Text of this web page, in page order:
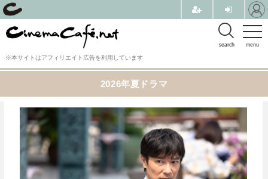
menu
search
※本サイトはアフィリエイト広告を利用しています
2026年夏ドラマ